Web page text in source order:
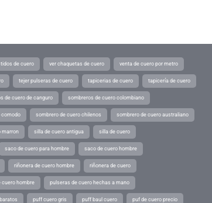
de cuero ver chaquetas de cuero venta de cuero por metro
tejer pulseras de cuero tapicerias de cuero tapicería de cuero
de cuero de canguro sombreros de cuero colombiano
comodo sombrero de cuero chilenos sombrero de cuero australiano
marron silla de cuero antigua silla de cuero
saco de cuero para hombre saco de cuero hombre
riñonera de cuero hombre riñonera de cuero
cuero hombre pulseras de cuero hechas a mano
puff cuero gris puff baul cuero puf de cuero precio